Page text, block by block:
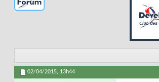
02/04/2015, 13h44